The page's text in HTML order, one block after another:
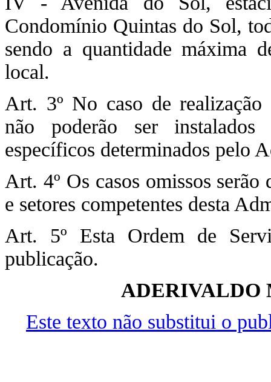
Condomínio Quintas do Sol,
sendo a quantidade máxima
local.
Art. 3º No caso de realização
não poderão ser
específicos determinados pelo
Art. 4º Os casos omissos
e setores competentes desta
Art. 5º Esta Ordem de
publicação.
ADERIVALDO
Este texto não substitui o